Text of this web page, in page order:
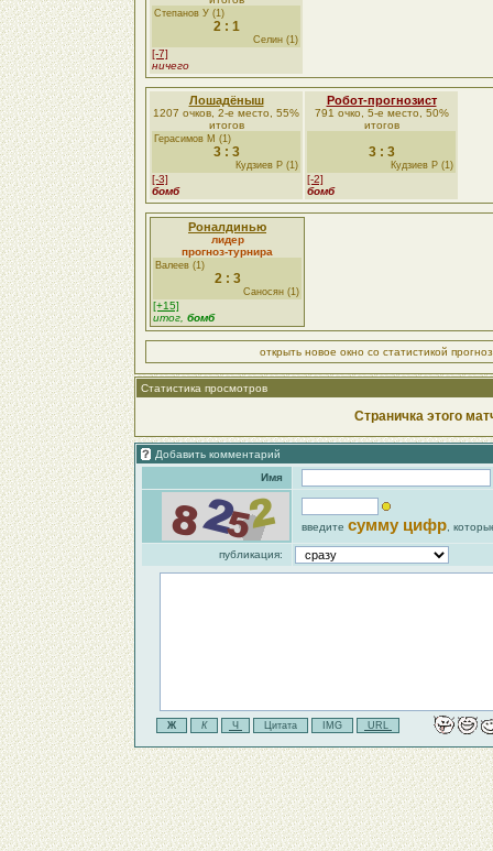
Степанов У (1)
2 : 1
Селин (1)
[-7]
ничего
Лошадёныш
1207 очков, 2-е место, 55%
итогов
Герасимов М (1)
3 : 3
Кудзиев Р (1)
[-3]
бомб
Робот-прогнозист
791 очко, 5-е место, 50%
итогов
3 : 3
Кудзиев Р (1)
[-2]
бомб
Роналдинью
лидер
прогноз-турнира
Валеев (1)
2 : 3
Саносян (1)
[+15]
итог, бомб
открыть новое окно со статистикой
Статистика просмотров
Страничка этого
Добавить комментарий
Имя
введите сумму цифр ,
публикация: